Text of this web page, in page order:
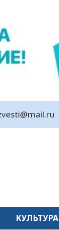
КУЛЬТУРА